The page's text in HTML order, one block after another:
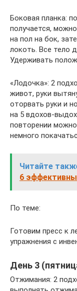
Боковая планка:
получается,
на пол на бок,
локоть. Все тело
Удерживать
«Лодочка»: 2
живот, руки
оторвать руки и
на 5 вдохов-
повторении
немного
Читайте
6
По теме:
Готовим пресс к
упражнения с
День 3
Отжимания: 2